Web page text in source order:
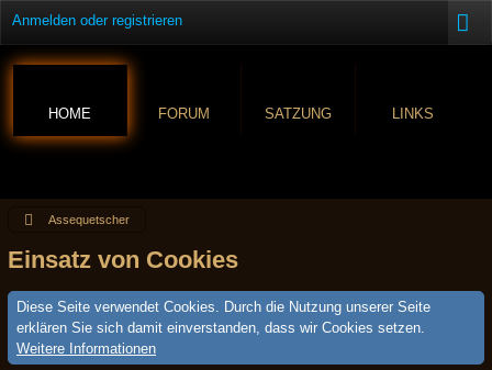
Anmelden oder registrieren
HOME FORUM SATZUNG LINKS
Assequetscher
Einsatz von Cookies
Diese Seite verwendet Cookies. Durch die Nutzung unserer Seite
erklären Sie sich damit einverstanden, dass wir Cookies setzen.
Weitere Informationen